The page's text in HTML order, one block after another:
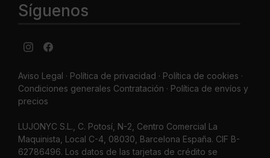
Síguenos
Aviso Legal · Política de privacidad · Política de cookies ·
Condiciones generales Contratación · Política de envíos y
precios
LUJONYC S.L., C. Potosí, N-2, Centro Comercial La
Maquinista, Local C-4, 08030, Barcelona España. CIF B-
62786496. Los datos de las tarjetas de crédito se